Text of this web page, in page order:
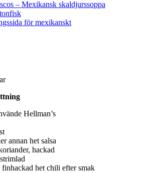
– Mexikansk skaldjurssoppa
för mexikanskt
Hellman’s
annan het salsa
hackad
het chili efter smak